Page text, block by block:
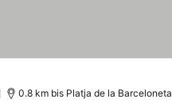
0.8 km bis Platja de la Barceloneta